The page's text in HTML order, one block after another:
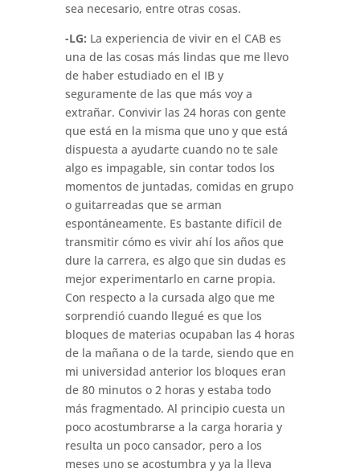
sea necesario, entre otras cosas.
-LG: La experiencia de vivir en el CAB es
una de las cosas más lindas que me llevo
de haber estudiado en el IB y
seguramente de las que más voy a
extrañar. Convivir las 24 horas con gente
que está en la misma que uno y que está
dispuesta a ayudarte cuando no te sale
algo es impagable, sin contar todos los
momentos de juntadas, comidas en grupo
o guitarreadas que se arman
espontáneamente. Es bastante difícil de
transmitir cómo es vivir ahí los años que
dure la carrera, es algo que sin dudas es
mejor experimentarlo en carne propia.
Con respecto a la cursada algo que me
sorprendió cuando llegué es que los
bloques de materias ocupaban las 4 horas
de la mañana o de la tarde, siendo que en
mi universidad anterior los bloques eran
de 80 minutos o 2 horas y estaba todo
más fragmentado. Al principio cuesta un
poco acostumbrarse a la carga horaria y
resulta un poco cansador, pero a los
meses uno se acostumbra y ya la lleva